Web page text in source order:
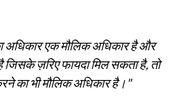
अधिकार एक मौलिक अधिकार है और
जिसके ज़रिए फायदा मिल सकता है, तो
का भी मौलिक अधिकार है।"